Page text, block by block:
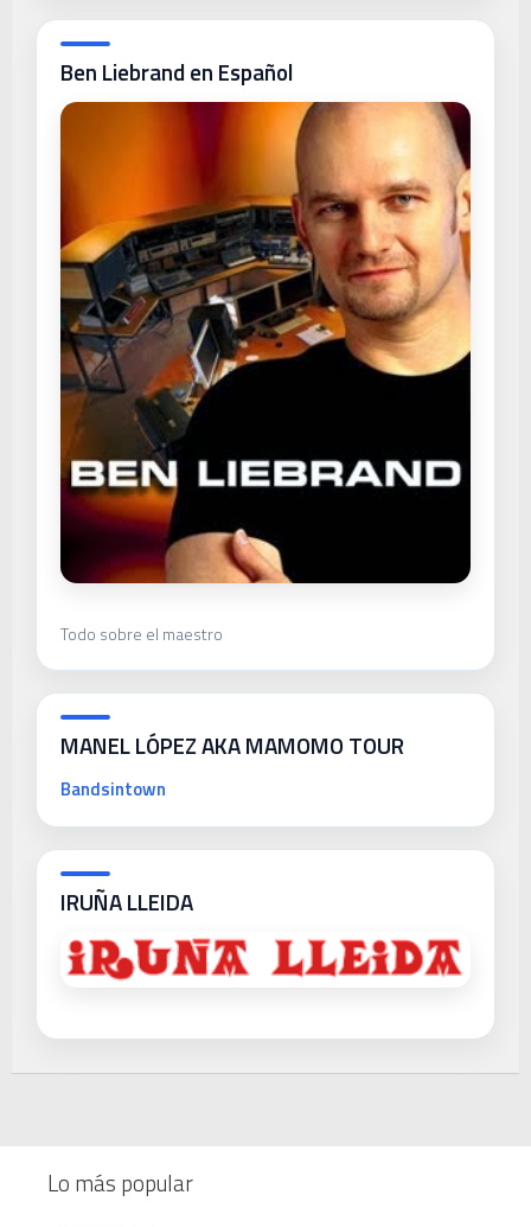
Ben Liebrand en Español
Todo sobre el maestro
MANEL LÓPEZ AKA MAMOMO TOUR
Bandsintown
IRUÑA LLEIDA
Lo más popular